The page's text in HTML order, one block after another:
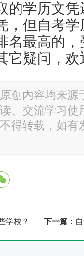
的学历文
，但自考
名最高的
它疑问，
创内容均来源
、交流学习使
得转载，如有
学校？ 下一篇： 自